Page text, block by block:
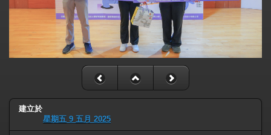
建立於
星期五 9 五月 2025